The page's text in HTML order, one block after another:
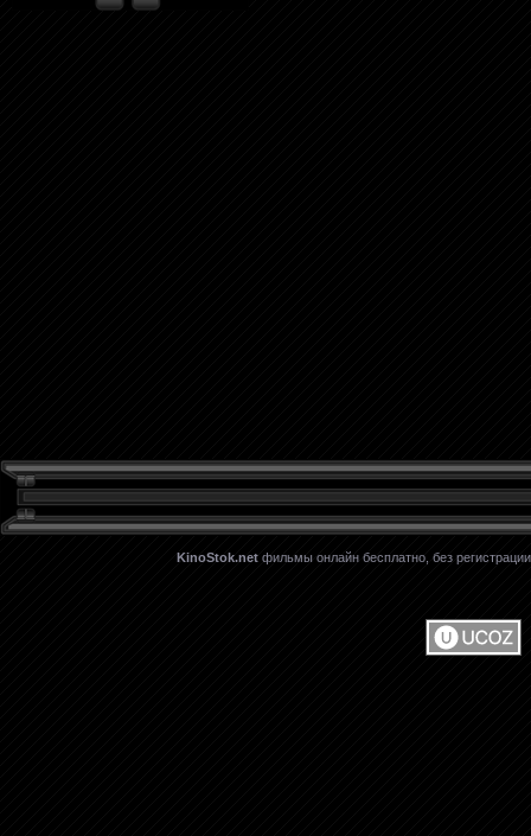
KinoStok.net фильмы онлайн бесплатно, без